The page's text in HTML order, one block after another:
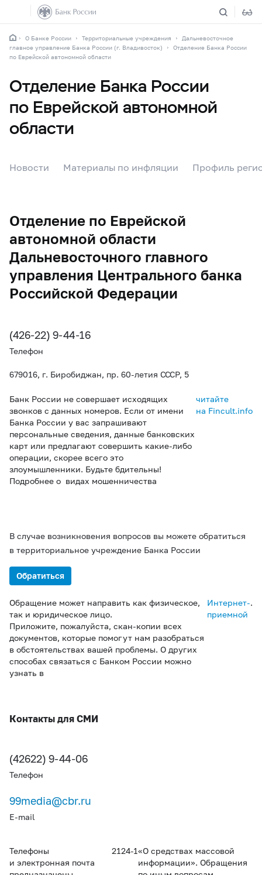
О Банке России Территориальные учреждения
Дальневосточное
главное управление Банка России (г. Владивосток)
Отделение Банка России
по Еврейской автономной области
Отделение Банка России
по Еврейской автономной
области
Новости Материалы по инфляции Профиль
Отделение по Еврейской
автономной области
Дальневосточного главного
управления Центрального банка
Российской Федерации
Телефон
(426-22) 9-44-16
679016, г. Биробиджан, пр. 60-летия СССР, 5
Банк России не совершает исходящих
звонков с данных номеров. Если от имени
Банка России у вас запрашивают
персональные сведения, данные банковских
карт или предлагают совершить какие-либо
операции, скорее всего это
злоумышленники. Будьте бдительны!
Подробнее о видах мошенничества
читайте
на Fincult.info
В случае возникновения вопросов вы можете обратиться
в территориальное учреждение Банка России
Обратиться
Обращение может направить как физическое,
так и юридическое лицо.
Приложите, пожалуйста, скан-копии всех
документов, которые помогут нам разобраться
в обстоятельствах вашей проблемы. О других
способах связаться с Банком России можно
узнать в
Интернет-
приемной
.
Контакты для СМИ
Телефон
(42622) 9-44-06
E-mail
99media@cbr.ru
Телефоны
и электронная почта
2124-1«О средствах массовой
информации». Обращения